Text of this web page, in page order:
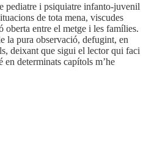
pediatre i psiquiatre infanto-juvenil
de tota mena, viscudes
oberta entre el metge i les famílies.
la pura observació, defugint, en
deixant que sigui el lector qui faci
determinats capítols m’he